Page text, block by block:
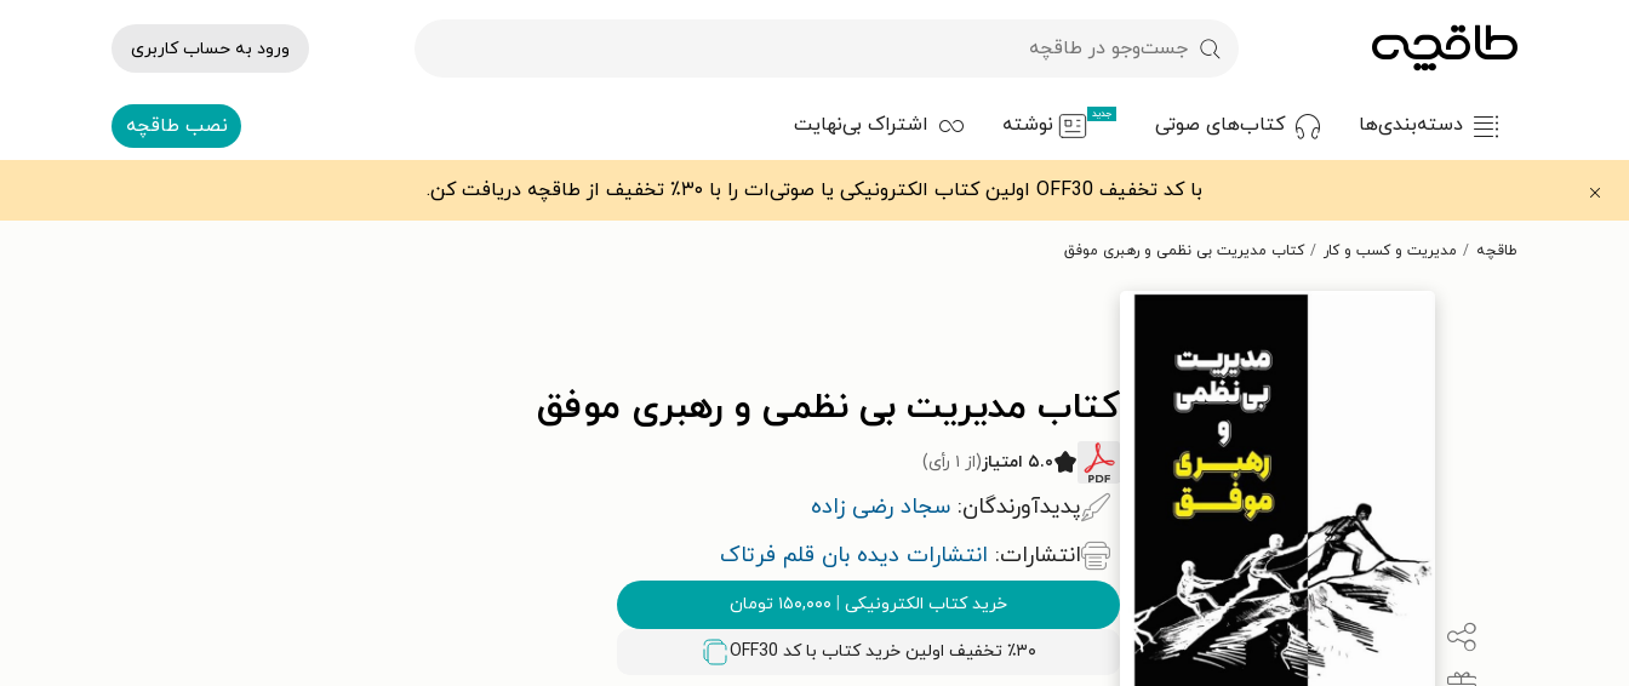
ورود به حساب کاربری
دسته‌بندی‌ها کتاب‌های صوتی جدید نوشته اشتراک بی‌نهایت نصب طاقچه
با کد تخفیف OFF30 اولین کتاب الکترونیکی یا صوتی‌ات را با ۳۰٪ تخفیف از طاقچه دریافت کن.
طاقچه مدیریت و کسب و کار کتاب مدیریت بی نظمی و رهبری موفق
کتاب مدیریت بی نظمی و رهبری موفق
۵.۰ امتیاز (از ۱ رأی)
پدیدآورندگان: سجاد رضی زاده
انتشارات: انتشارات دیده بان قلم فرتاک
خرید کتاب الکترونیکی | ۱۵۰,۰۰۰ تومان
٪۳۰ تخفیف اولین خرید کتاب با کد OFF30